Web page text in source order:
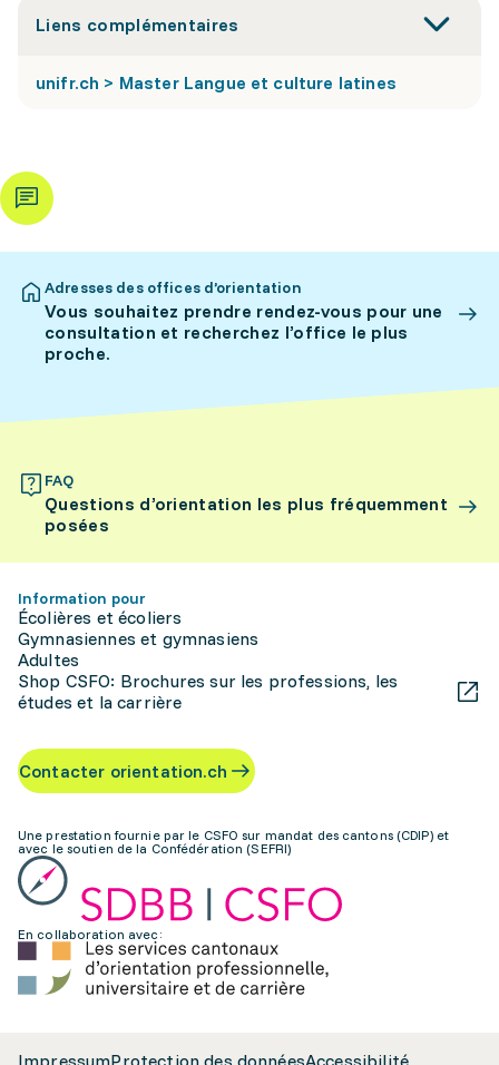
Liens complémentaires
unifr.ch > Master Langue et culture latines
Adresses des offices d’orientation
Vous souhaitez prendre rendez-vous pour une
consultation et recherchez l’office le plus
proche.
FAQ
Questions d’orientation les plus fréquemment
posées
Information pour
Écolières et écoliers
Gymnasiennes et gymnasiens
Adultes
Shop CSFO: Brochures sur les professions, les
études et la carrière
Contacter orientation.ch
Une prestation fournie par le CSFO sur mandat des cantons (CDIP) et
avec le soutien de la Confédération (SEFRI)
En collaboration avec: